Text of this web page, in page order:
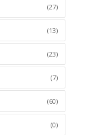
(27)
(13)
(23)
(7)
(60)
(0)